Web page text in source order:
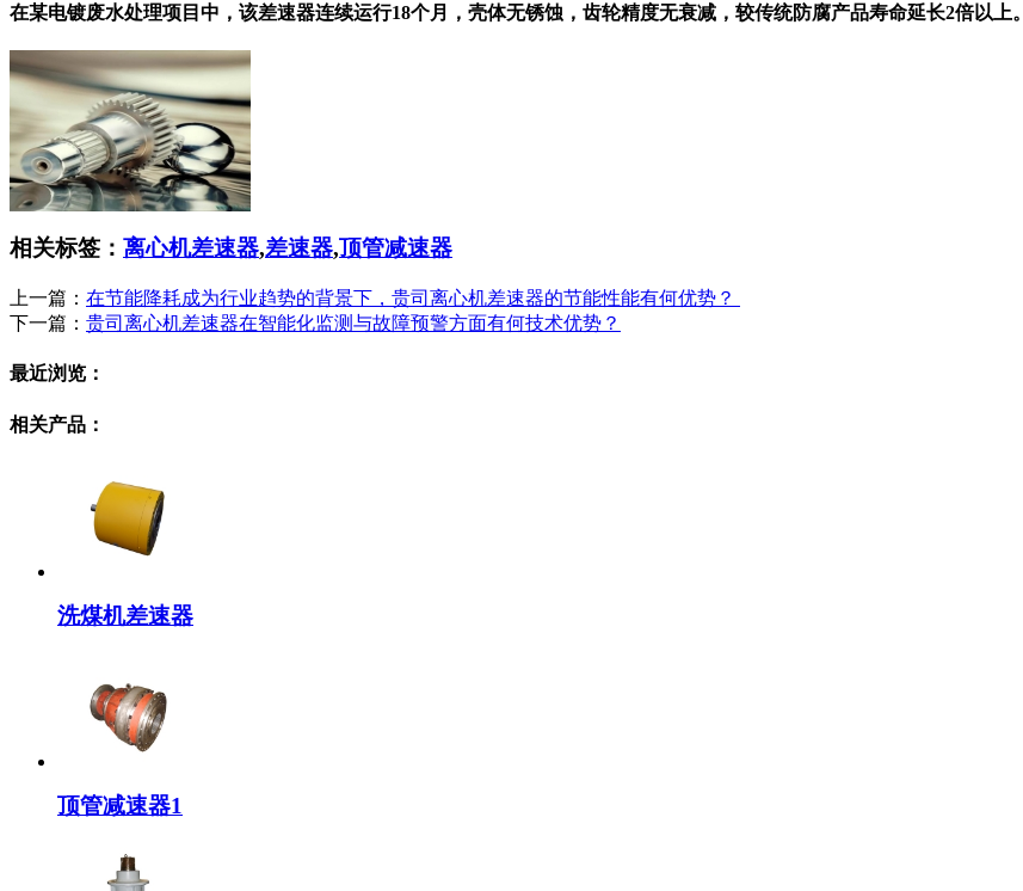
在某电镀废水处理项目中，该差速器连续运行18个月，壳体无锈蚀，齿轮精度无衰减，较传统防腐产品寿命延长2倍以上。
相关标签： 离心机差速器,差速器,顶管减速器
上一篇： 在节能降耗成为行业趋势的背景下，贵司离心机差速器的节能性能有何优势？ ​
下一篇： 贵司离心机差速器在智能化监测与故障预警方面有何技术优势？
最近浏览：
相关产品：
洗煤机差速器
顶管减速器1